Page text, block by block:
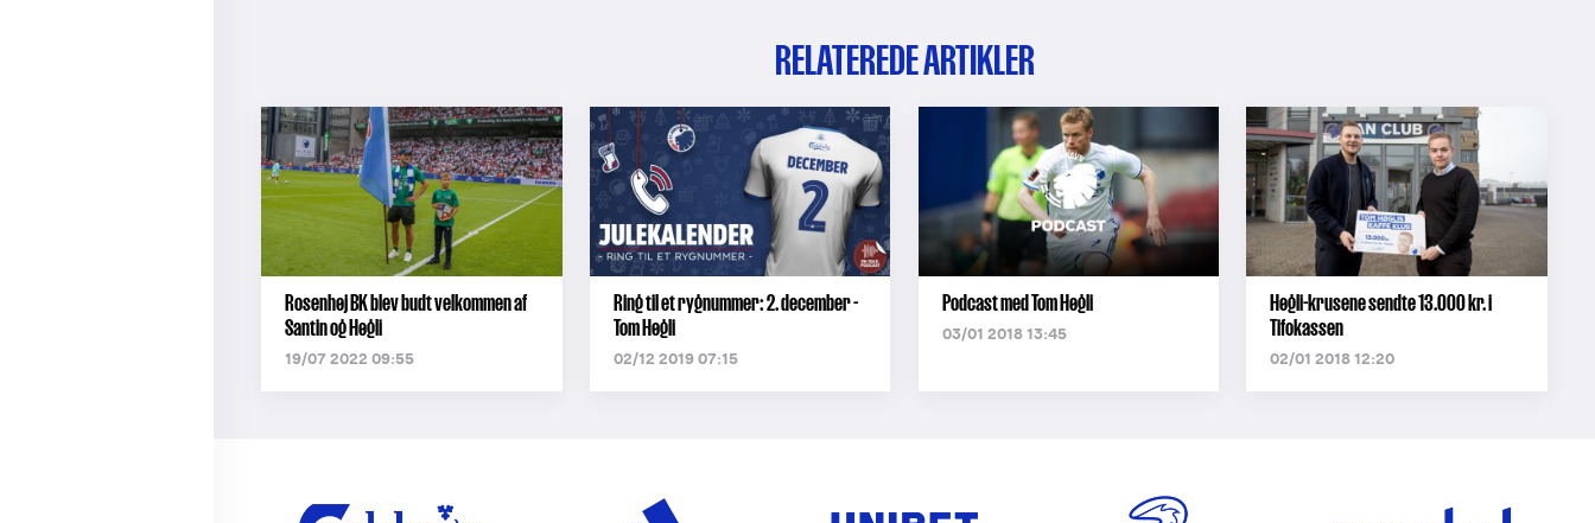
RELATEREDE ARTIKLER
Rosenhøj BK blev budt velkommen af
Santin og Høgli
19/07 2022 09:55
Ring til et rygnummer: 2. december -
Tom Høgli
02/12 2019 07:15
Podcast med Tom Høgli
03/01 2018 13:45
Høgli-krusene sendte 13.000 kr. i
Tifokassen
02/01 2018 12:20